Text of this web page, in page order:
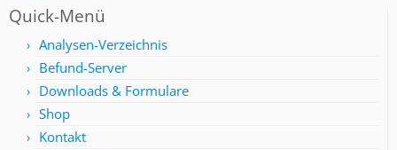
Quick-Menü
Analysen-Verzeichnis
Befund-Server
Downloads & Formulare
Shop
Kontakt